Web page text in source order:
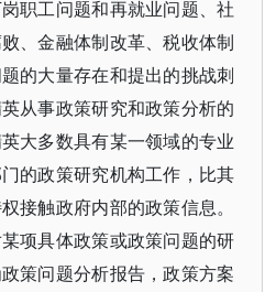
职工问题和再就业问题、社
、金融体制改革、税收体制
的大量存在和提出的挑战刺
从事政策研究和政策分析的
大多数具有某一领域的专业
的政策研究机构工作，比其
接触政府内部的政策信息。
项具体政策或政策问题的研
策问题分析报告，政策方案